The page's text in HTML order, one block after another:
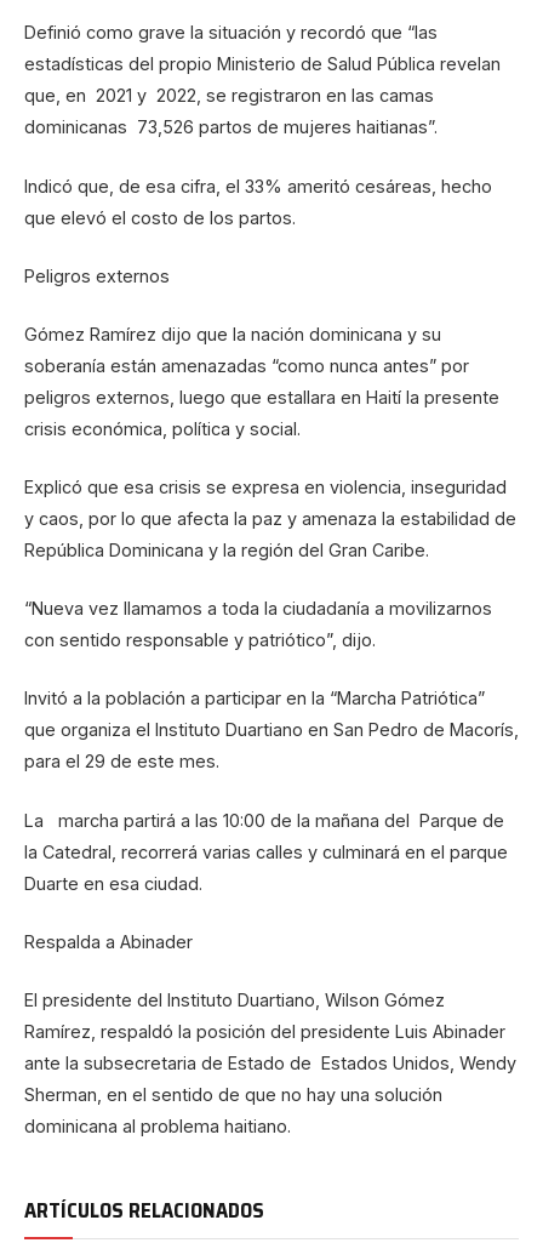
Definió como grave la situación y recordó que “las
estadísticas del propio Ministerio de Salud Pública revelan
que, en 2021 y 2022, se registraron en las camas
dominicanas 73,526 partos de mujeres haitianas”.
Indicó que, de esa cifra, el 33% ameritó cesáreas, hecho
que elevó el costo de los partos.
Peligros externos
Gómez Ramírez dijo que la nación dominicana y su
soberanía están amenazadas “como nunca antes” por
peligros externos, luego que estallara en Haití la presente
crisis económica, política y social.
Explicó que esa crisis se expresa en violencia, inseguridad
y caos, por lo que afecta la paz y amenaza la estabilidad de
República Dominicana y la región del Gran Caribe.
“Nueva vez llamamos a toda la ciudadanía a movilizarnos
con sentido responsable y patriótico”, dijo.
Invitó a la población a participar en la “Marcha Patriótica”
que organiza el Instituto Duartiano en San Pedro de Macorís,
para el 29 de este mes.
La marcha partirá a las 10:00 de la mañana del Parque de
la Catedral, recorrerá varias calles y culminará en el parque
Duarte en esa ciudad.
Respalda a Abinader
El presidente del Instituto Duartiano, Wilson Gómez
Ramírez, respaldó la posición del presidente Luis Abinader
ante la subsecretaria de Estado de Estados Unidos, Wendy
Sherman, en el sentido de que no hay una solución
dominicana al problema haitiano.
ARTÍCULOS RELACIONADOS